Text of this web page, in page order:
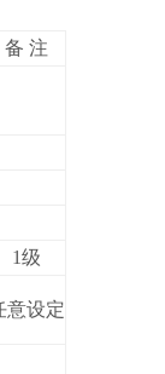
备 注
1级
意设定